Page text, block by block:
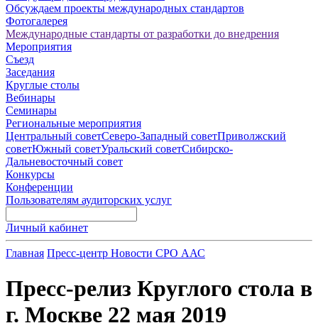
Обсуждаем проекты международных стандартов
Фотогалерея
Международные стандарты от разработки до внедрения
Мероприятия
Съезд
Заседания
Круглые столы
Вебинары
Семинары
Региональные мероприятия
Центральный советСеверо-Западный советПриволжский
советЮжный советУральский советСибирско-
Дальневосточный совет
Конкурсы
Конференции
Пользователям аудиторских услуг
Личный кабинет
Главная Пресс-центр Новости СРО ААС
Пресс-релиз Круглого стола в
г. Москве 22 мая 2019